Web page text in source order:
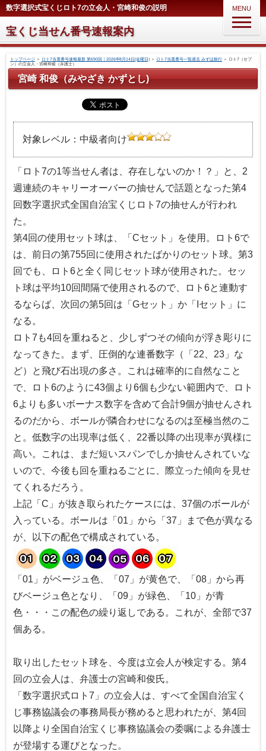
数字選択式宝くじロト7の立会人・宮崎和俊の説明
宝くじ当せん番号速報案内
MENU
トップページ＞ ロト7当選番号速報最新 第690回｜2026年8月14日(金曜日) ＞ ロト7当選番号一覧過去 みずほ銀行 ＞
ロト7（セブ
ン）の立会人・宮崎和俊（弁護士）
宮崎 和俊（みやざき かずとし)
対象レベル：中級者向け
「ロト7の1等当せん者は、存在しないのか！？」と、2
週連続のキャリーオーバーの抽せんで話題となった第4
回数字選択式全国自治宝くじロト7の抽せんが行われ
た。
第4回の使用セット球は、「Cセット」を使用。ロト6で
は、前日の第755回に使用されたばかりのセット球。第3
回でも、ロト6と全く同じセット球が使用された。セッ
ト球は平均10回間隔で使用されるので、ロト6と連動す
るならば、次回の第5回は「Gセット」か「Iセット」に
なる。
ロト7も4回を重ねると、少しずつその傾向が浮き彫りに
なってきた。まず、圧倒的な連番数字（「22、23」な
ど）と飛び石出現の多さ。これは確率的に自然なこと
で、ロト6のように43個より6個も少ない範囲内で、ロト
6よりも多いボーナス数字を含めて合計9個が抽せんされ
るのだから、ボールが隣合わせになるのは至極当然のこ
と。低数字の出現率は低く、22番以降の出現率が異様に
高い。これは、まだ短いスパンでしか抽せんされていな
いので、今後も回を重ねるごとに、際立った傾向を見せ
てくれるだろう。
上記「C」が抜き取られたケースには、37個のボールが
入っている。ボールは「01」から「37」まで色が異なる
が、以下の配色で構成されている。
「01」がベージュ色、「07」が黄色で、「08」から再
びベージュ色となり、「09」が緑色、「10」が青
色・・・この配色の繰り返しである。これが、全部で37
個ある。
取り出したセット球を、今度は立会人が検定する。第4
回の立会人は、弁護士の宮崎和俊氏。
「数字選択式ロト7」の立会人は、すべて全国自治宝く
じ事務協議会の事務局長が務めると思われたが、第4回
以降より全国自治宝くじ事務協議会の委嘱による弁護士
が登場する運びとなった。